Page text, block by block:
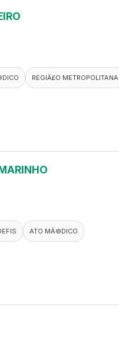
REGIÃ£O METROPOLITANA
ATO MÃ©DICO